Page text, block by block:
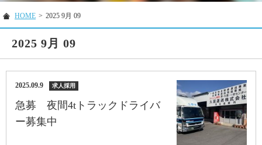
HOME > 2025 9月 09
2025 9月 09
2025.09.9 求人採用
急募 夜間4tトラックドライバ
ー募集中